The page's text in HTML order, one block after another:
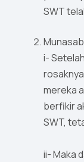
SWT
i-
mereka
berfikir
SWT,
ii- Maka